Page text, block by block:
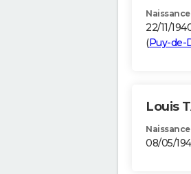
Naissance
22/11/
(Puy-de-
Louis
Naissance
08/05/